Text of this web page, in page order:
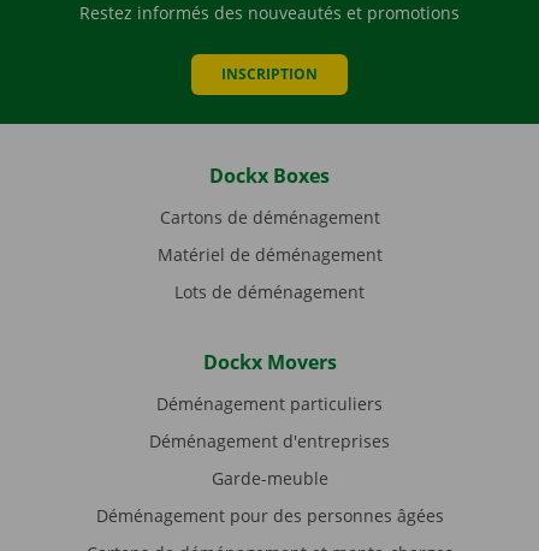
Restez informés des nouveautés et promotions
INSCRIPTION
Dockx Boxes
Cartons de déménagement
Matériel de déménagement
Lots de déménagement
Dockx Movers
Déménagement particuliers
Déménagement d'entreprises
Garde-meuble
Déménagement pour des personnes âgées